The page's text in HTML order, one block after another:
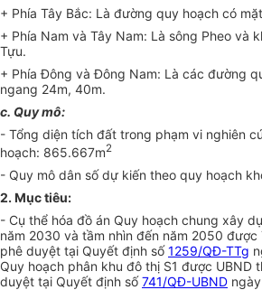
+ Phía Tây Bắc: Là đường quy hoạch có
+ Phía Nam và Tây Nam: Là sông Pheo và
Tựu.
+ Phía Đông và Đông Nam: Là các đường
ngang 24m, 40m.
c. Quy mô:
- Tổng diện tích đất trong phạm vi nghiên
hoạch: 865.667m2
- Quy mô dân số dự kiến theo quy hoạch
2. Mục tiêu:
- Cụ thể hóa đồ án Quy hoạch chung xây
năm 2030 và tầm nhìn đến năm 2050 được
phê duyệt tại Quyết định số1259/QĐ-TTg
Quy hoạch phân khu đô thị S1 được UBND
duyệt tại Quyết định số741/QĐ-UBND